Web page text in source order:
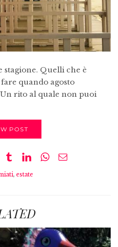
stagione. Quelli che è
quando agosto
rito al quale non puoi
POST
, estate